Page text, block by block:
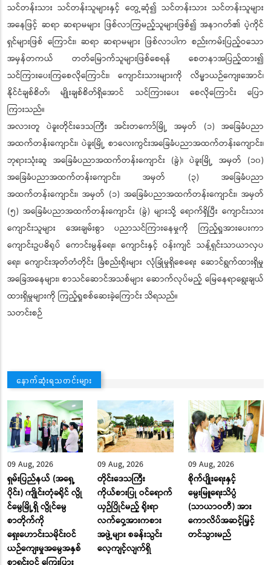
သင်တန်းသား သင်တန်းသူများနှင့် တွေ့ဆုံ၍ သင်တန်းသား သင်တန်းသူများ
အနေဖြင့် ဆရာ ဆရာမများ ဖြစ်လာကြမည့်သူများဖြစ်၍ အနာဂတ်၏ ပဲ့ကိုင်
ရှင်များဖြစ် ကြောင်း၊ ဆရာ ဆရာမများ ဖြစ်လာပါက စည်းကမ်းပြည့်ဝသော
အမှန်တကယ် တတ်မြောက်သူများဖြစ်စေရန် စေတနာအပြည့်ထား၍
သင်ကြားပေးကြစေလိုကြောင်း၊ ကျောင်းသားများကို လိမ္မာယဉ်ကျေးအောင်၊
နိုင်ငံချစ်စိတ်၊ မျိုးချစ်စိတ်ရှိအောင် သင်ကြားပေး စေလိုကြောင်း ပြော
ကြားသည်။
အလားတူ ပဲခူးတိုင်းဒေသကြီး အင်းတကော်မြို့ အမှတ် (၁) အခြေခံပညာ
အထက်တန်းကျောင်း၊ ပဲခူးမြို့ စာလေးကွင်းအခြေခံပညာအထက်တန်းကျောင်း၊
ဘုရားသုံးဆူ အခြေခံပညာအထက်တန်းကျောင်း (ခွဲ)၊ ပဲခူးမြို့ အမှတ် (၁၀)
အခြေခံပညာအထက်တန်းကျောင်း၊ အမှတ် (၃) အခြေခံပညာ
အထက်တန်းကျောင်း၊ အမှတ် (၁) အခြေခံပညာအထက်တန်းကျောင်း၊ အမှတ်
(၅) အခြေခံပညာအထက်တန်းကျောင်း (ခွဲ) များသို့ ရောက်ရှိပြီး ကျောင်းသား
ကျောင်းသူများ အေးချမ်းစွာ ပညာသင်ကြားနေမှုကို ကြည့်ရှုအားပေးကာ
ကျောင်းဥပဓိရုပ် ကောင်းမွန်ရေး၊ ကျောင်းနှင့် ဝန်းကျင် သန့်ရှင်းသာယာလှပ
ရေး၊ ကျောင်းအုတ်တံတိုင်း ခြံစည်းရိုးများ လုံခြုံမှုရှိစေရေး ဆောင်ရွက်ထားရှိမှု
အခြေအနေများ၊ စာသင်ဆောင်အသစ်များ ဆောက်လုပ်မည့် မြေနေရာရွေးချယ်
ထားရှိမှုများကို ကြည့်ရှုစစ်ဆေးခဲ့ကြောင်း သိရသည်။
သတင်းစဉ်
နောက်ဆုံးရသတင်းများ
09 Aug, 2026
ရှမ်းပြည်နယ် (အရှေ့
ပိုင်း) ကျိုင်းတုံခရိုင် လွို
င်မွေမြို့ရှိ လွိုင်မွေ
စာတိုက်ကို
ရှေးဟောင်းသမိုင်းဝင်
ယဉ်ကျေးမှုအမွေအနှစ်
09 Aug, 2026
တိုင်းဒေသကြီး
ကိုယ်စားပြု ဝင်ရောက်
ယှဉ်ပြိုင်မည့် ရိုးရာ
လက်ဝှေ့အားကစား
အဖွဲ့များ စခန်းသွင်း
လေ့ကျင့်လျက်ရှိ
09 Aug, 2026
စိုက်ပျိုးရေးနှင့်
မွေးမြူရေးသိပ္ပံ
(သာယာဝတီ) အား
ကောလိပ်အဆင့်မြှင့်
တင်သွားမည်